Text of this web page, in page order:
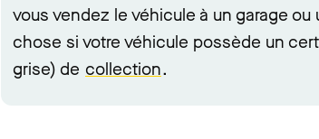
vous vendez le véhicule à un garage
chose si votre véhicule possède un
grise) de collection.